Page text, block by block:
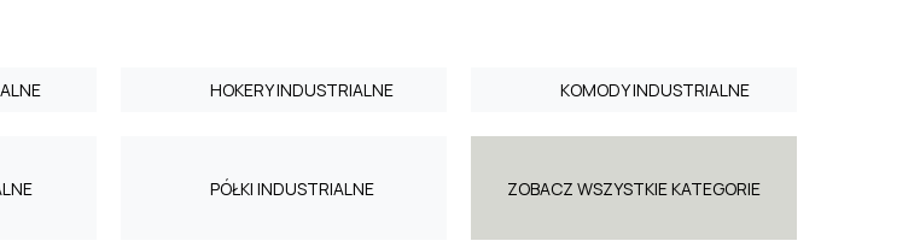
HOKERY INDUSTRIALNE KOMODY INDUSTRIALNE
PÓŁKI INDUSTRIALNE ZOBACZ WSZYSTKIE KATEGORIE